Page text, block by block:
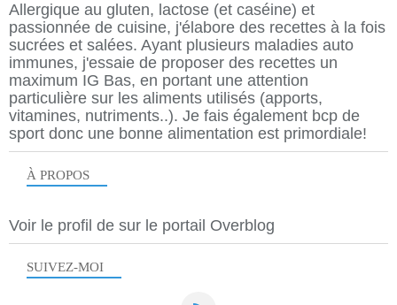
SUIVEZ-MOI
Allergique au gluten, lactose (et caséine) et
passionnée de cuisine, j'élabore des recettes à la fois
sucrées et salées. Ayant plusieurs maladies auto
immunes, j'essaie de proposer des recettes un
maximum IG Bas, en portant une attention
particulière sur les aliments utilisés (apports,
vitamines, nutriments..). Je fais également bcp de
sport donc une bonne alimentation est primordiale!
À PROPOS
Voir le profil de sur le portail Overblog